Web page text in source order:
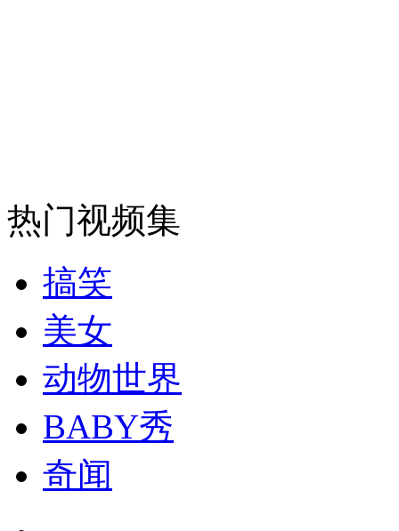
纽约上演“枕头大战”
司机酒驾遇交警 急速倒车逃窜
热门视频集
搞笑
美女
动物世界
BABY秀
奇闻